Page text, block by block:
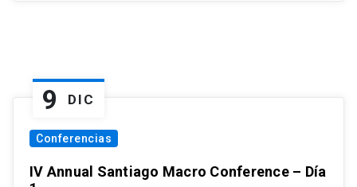
9 DIC
Conferencias
IV Annual Santiago Macro Conference – Día